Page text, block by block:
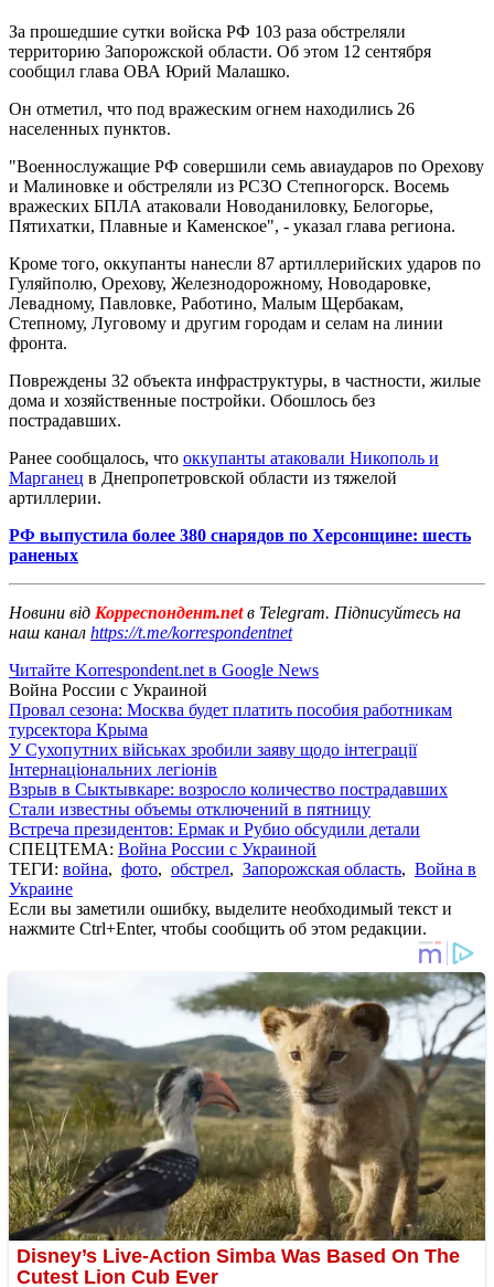
За прошедшие сутки войска РФ 103 раза обстреляли
территорию Запорожской области. Об этом 12 сентября
сообщил глава ОВА Юрий Малашко.
Он отметил, что под вражеским огнем находились 26
населенных пунктов.
"Военнослужащие РФ совершили семь авиаударов по Орехову
и Малиновке и обстреляли из РСЗО Степногорск. Восемь
вражеских БПЛА атаковали Новоданиловку, Белогорье,
Пятихатки, Плавные и Каменское", - указал глава региона.
Кроме того, оккупанты нанесли 87 артиллерийских ударов по
Гуляйполю, Орехову, Железнодорожному, Новодаровке,
Левадному, Павловке, Работино, Малым Щербакам,
Степному, Луговому и другим городам и селам на линии
фронта.
Повреждены 32 объекта инфраструктуры, в частности, жилые
дома и хозяйственные постройки. Обошлось без
пострадавших.
Ранее сообщалось, что оккупанты атаковали Никополь и
Марганец в Днепропетровской области из тяжелой
артиллерии.
РФ выпустила более 380 снарядов по Херсонщине: шесть
раненых
Новини від Корреспондент.netв Telegram. Підписуйтесь на
наш канал https://t.me/korrespondentnet
Читайте Korrespondent.net в Google News
Война России с Украиной
Провал сезона: Москва будет платить пособия работникам
турсектора Крыма
У Сухопутних військах зробили заяву щодо інтеграції
Інтернаціональних легіонів
Взрыв в Сыктывкаре: возросло количество пострадавших
Стали известны объемы отключений в пятницу
Встреча президентов: Ермак и Рубио обсудили детали
СПЕЦТЕМА: Война России с Украиной
ТЕГИ: война, фото, обстрел, Запорожская область, Война в
Украине
Если вы заметили ошибку, выделите необходимый текст и
нажмите Ctrl+Enter, чтобы сообщить об этом редакции.